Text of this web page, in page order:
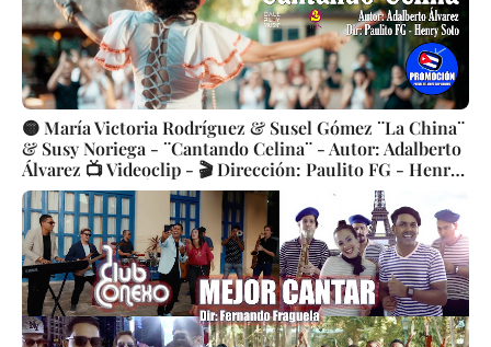
🟡 María Victoria Rodríguez & Susel Gómez ¨La China¨
& Susy Noriega - ¨Cantando Celina¨ - Autor: Adalberto
Álvarez 📺 Videoclip - 🎬 Dirección: Paulito FG - Henry
Soto 👉 CUBA 👌